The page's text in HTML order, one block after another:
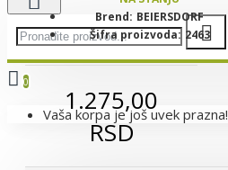
0
Vaša korpa je još uvek prazna!
1.275,00
RSD
Brend: BEIERSDORF
Šifra proizvoda: 2463